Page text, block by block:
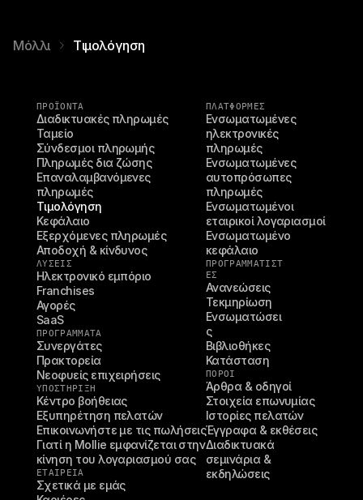
Μόλλι Τιμολόγηση
ΠΡΟΪΌΝΤΑ
Διαδικτυακές πληρωμές
Ταμείο
Σύνδεσμοι πληρωμής
Πληρωμές δια ζώσης
Επαναλαμβανόμενες
πληρωμές
Τιμολόγηση
Κεφάλαιο
Εξερχόμενες πληρωμές
Αποδοχή & κίνδυνος
ΛΥΣΕΙΣ
Ηλεκτρονικό εμπόριο
Franchises
Αγορές
SaaS
ΠΡΟΓΡΑΜΜΑΤΑ
Συνεργάτες
Πρακτορεία
Νεοφυείς επιχειρήσεις
ΥΠΟΣΤΉΡΙΞΗ
Κέντρο βοήθειας
Εξυπηρέτηση πελατών
Επικοινωνήστε με τις πωλήσεις
Γιατί η Mollie εμφανίζεται στην
κίνηση του λογαριασμού σας
ΕΤΑΙΡΕΊΑ
Σχετικά με εμάς
ΠΛΑΤΦΟΡΜΕΣ
Ενσωματωμένες
ηλεκτρονικές
πληρωμές
Ενσωματωμένες
αυτοπρόσωπες
πληρωμές
Ενσωματωμένοι
εταιρικοί λογαριασμοί
Ενσωματωμένο
κεφάλαιο
ΠΡΟΓΡΑΜΜΑΤΙΣΤ
ΈΣ
Ανανεώσεις
Τεκμηρίωση
Ενσωματώσει
ς
Βιβλιοθήκες
Κατάσταση
ΠΌΡΟΙ
Άρθρα & οδηγοί
Στοιχεία επωνυμίας
Ιστορίες πελατών
Έγγραφα & εκθέσεις
Διαδικτυακά
σεμινάρια &
εκδηλώσεις